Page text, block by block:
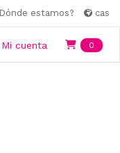
estamos? cas
Mi cuenta 0